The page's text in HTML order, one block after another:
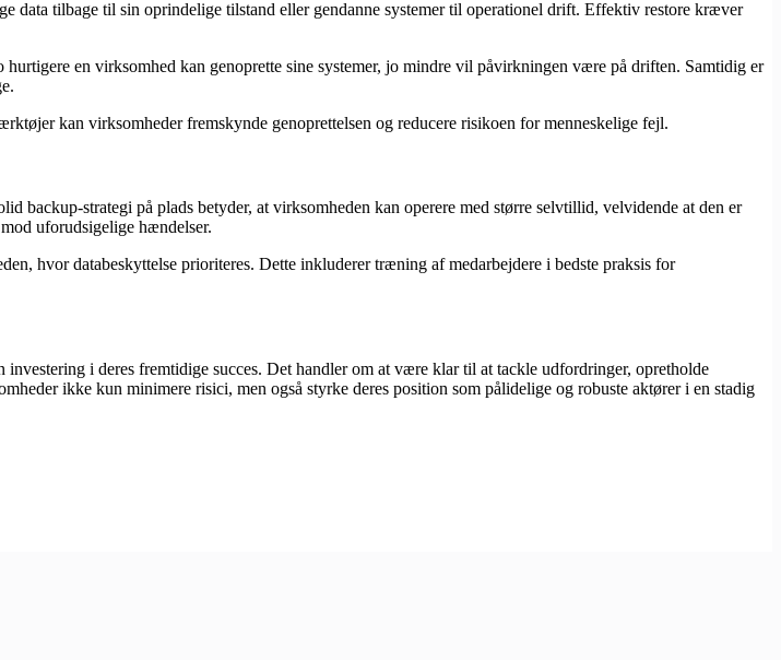
data tilbage til sin oprindelige tilstand eller gendanne systemer til operationel drift. Effektiv restore kræver
en virksomhed kan genoprette sine systemer, jo mindre vil påvirkningen være på driften. Samtidig er
kan virksomheder fremskynde genoprettelsen og reducere risikoen for menneskelige fejl.
backup-strategi på plads betyder, at virksomheden kan operere med større selvtillid, velvidende at den er
uforudsigelige hændelser.
hvor databeskyttelse prioriteres. Dette inkluderer træning af medarbejdere i bedste praksis for
i deres fremtidige succes. Det handler om at være klar til at tackle udfordringer, opretholde
ikke kun minimere risici, men også styrke deres position som pålidelige og robuste aktører i en stadig